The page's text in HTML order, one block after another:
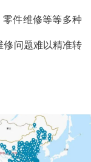
件维修等等多种
修问题难以精准转